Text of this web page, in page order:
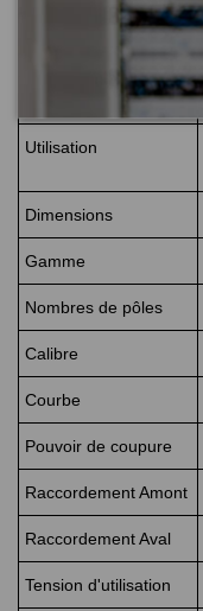
Conforme CE
Utilisation
Dimensions
Gamme
Nombres de pôles
Calibre
Courbe
Pouvoir de coupure
Raccordement Amont
Raccordement Aval
Tension d'utilisation